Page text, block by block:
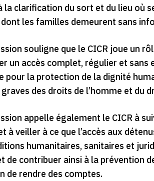
la clarification du sort et du lieu où
les familles demeurent sans
souligne que le CICR joue un
un accès complet, régulier et
pour la protection de la dignité
des droits de l’homme et du
appelle également le CICR à
à veiller à ce que l’accès aux
humanitaires, sanitaires et
de contribuer ainsi à la prévention
de rendre des comptes.